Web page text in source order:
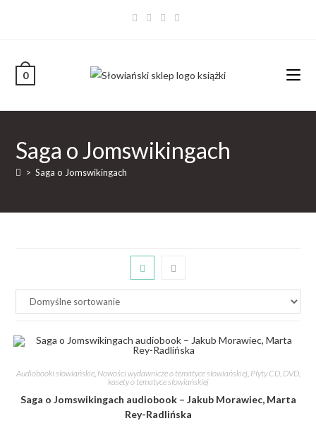
0
Saga o Jomswikingach
> Saga o Jomswikingach
Audiobooki słowiańskie, Nowości wydawnicze o tematyce słowiańskiej, Płyty CD, DVD,
kasety o tematyce słowiańskiej
Saga o Jomswikingach audiobook – Jakub Morawiec, Marta
Rey-Radlińska